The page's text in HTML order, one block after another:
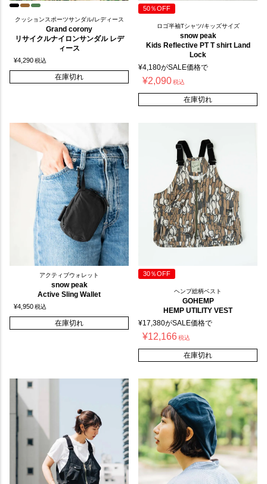
クッションスポーツサンダル/レディース
Grand corony
リサイクルナイロンサンダル レデ
ィース
¥4,290税込
在庫切れ
50％OFF
ロゴ半袖Tシャツ/キッズサイズ
snow peak
Kids Reflective PT T shirt Land
Lock
¥4,180がSALE価格で
¥2,090税込
在庫切れ
アクティブウォレット
snow peak
Active Sling Wallet
¥4,950税込
在庫切れ
30％OFF
ヘンプ総柄ベスト
GOHEMP
HEMP UTILITY VEST
¥17,380がSALE価格で
¥12,166税込
在庫切れ